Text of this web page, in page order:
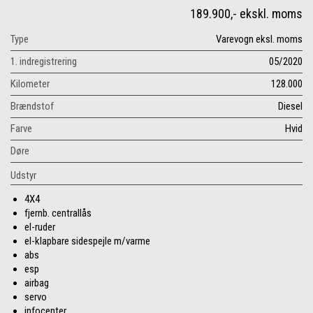
189.900,- ekskl. moms
Type
Varevogn eksl. moms
1. indregistrering
05/2020
Kilometer
128.000
Brændstof
Diesel
Farve
Hvid
Døre
Udstyr
4X4
fjernb. centrallås
el-ruder
el-klapbare sidespejle m/varme
abs
esp
airbag
servo